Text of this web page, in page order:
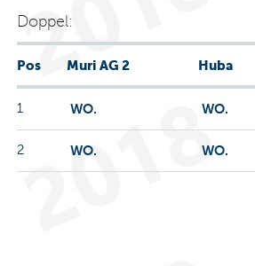
Doppel:
Pos Muri AG 2 Huba
1 WO. WO.
2 WO. WO.